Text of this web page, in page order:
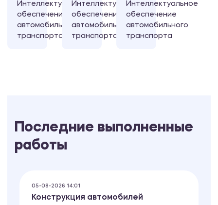
Интеллектуальное
обеспечение
автомобильного
транспорта
Интеллектуальное
обеспечение
автомобильного
транспорта
Интеллектуальное
обеспечение
автомобильного
транспорта
Последние выполненные
работы
05-08-2026 14:01
Конструкция автомобилей